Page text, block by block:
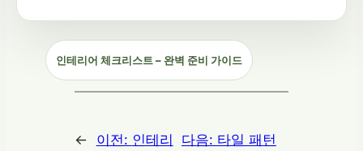
인테리어 체크리스트 – 완벽 준비 가이드
← 이전: 인테리
다음: 타일 패턴